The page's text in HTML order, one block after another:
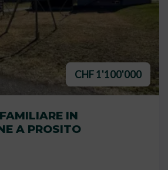
CHF 1'100'000
IN
A PROSITO